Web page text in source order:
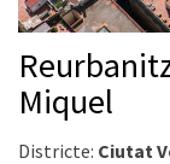
Miquel
Districte: Ciutat